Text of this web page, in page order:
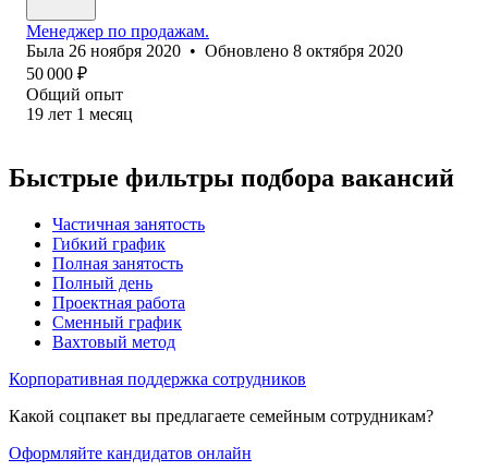
Менеджер по продажам.
Была 26 ноября 2020 • Обновлено 8 октября 2020
50 000 ₽
Общий опыт
19 лет 1 месяц
Быстрые фильтры подбора вакансий
Частичная занятость
Гибкий график
Полная занятость
Полный день
Проектная работа
Сменный график
Вахтовый метод
Корпоративная поддержка сотрудников
Какой соцпакет вы предлагаете семейным сотрудникам?
Оформляйте кандидатов онлайн